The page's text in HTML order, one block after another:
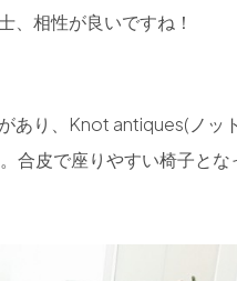
、相性が良いですね！
あり、Knot antiques(ノッ
皮で座りやすい椅子とな